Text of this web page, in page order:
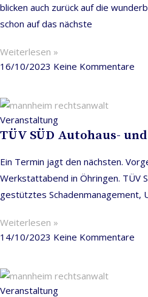
blicken auch zurück auf die
schon auf das nächste
Weiterlesen »
16/10/2023 Keine Kommentare
Veranstaltung
TÜV SÜD Autohaus-
Ein Termin jagt den nächsten.
Werkstattabend in Öhringen. TÜV
gestütztes Schadenmanagement,
Weiterlesen »
14/10/2023 Keine Kommentare
Veranstaltung